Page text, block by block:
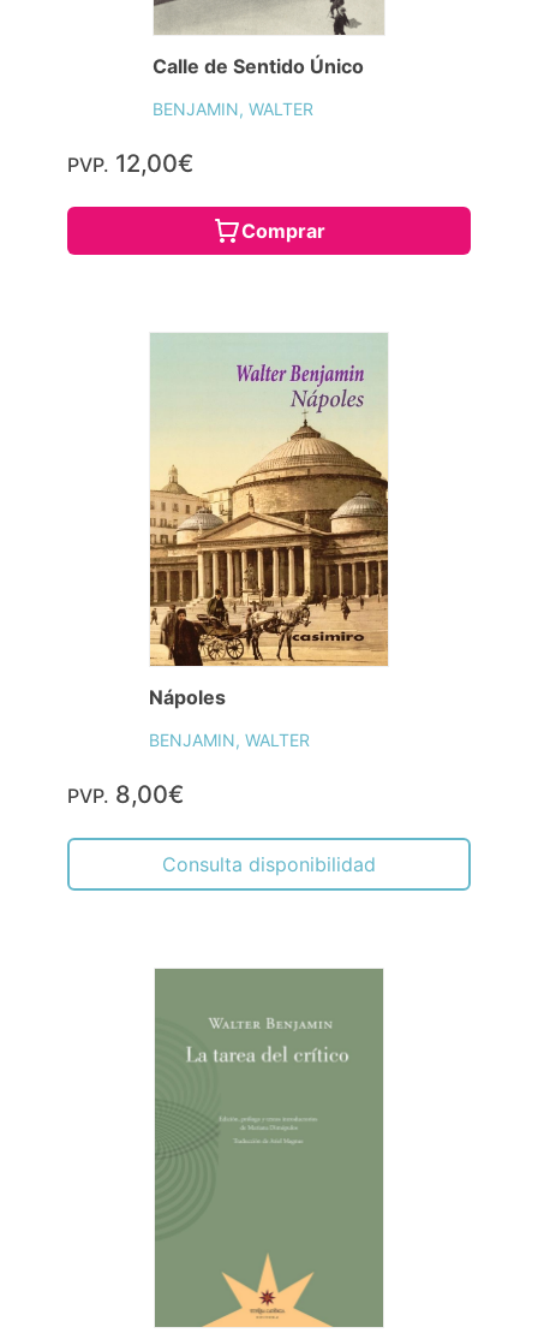
Calle de Sentido Único
BENJAMIN, WALTER
PVP. 12,00€
Comprar
Nápoles
BENJAMIN, WALTER
PVP. 8,00€
Consulta disponibilidad